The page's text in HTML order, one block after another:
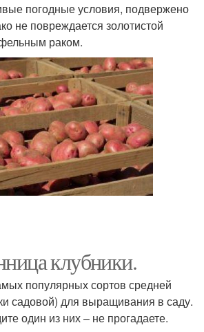
погодные условия, подвержено
не повреждается золотистой
раком.
клубники.
популярных сортов средней
садовой) для выращивания в саду.
один из них – не прогадаете.